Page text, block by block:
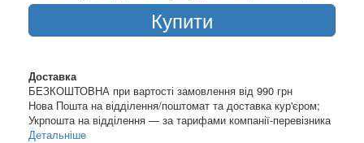
Купити
Доставка
БЕЗКОШТОВНА при вартості замовлення від 990 грн
Нова Пошта на відділення/поштомат та доставка кур'єром;
Укрпошта на відділення — за тарифами компанії-перевізника
Детальніше